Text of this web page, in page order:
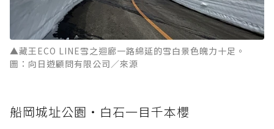
▲藏王ECO LINE雪之迴廊一路綿延的雪白景色魄力十足。
圖：向日遊顧問有限公司／來源
船岡城址公園・白石一目千本櫻